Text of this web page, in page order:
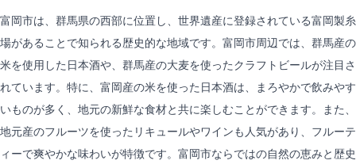
富岡市は、群馬県の西部に位置し、世界遺産に登録されている富岡製糸
場があることで知られる歴史的な地域です。富岡市周辺では、群馬産の
米を使用した日本酒や、群馬産の大麦を使ったクラフトビールが注目さ
れています。特に、富岡産の米を使った日本酒は、まろやかで飲みやす
いものが多く、地元の新鮮な食材と共に楽しむことができます。また、
地元産のフルーツを使ったリキュールやワインも人気があり、フルーテ
ィーで爽やかな味わいが特徴です。富岡市ならではの自然の恵みと歴史